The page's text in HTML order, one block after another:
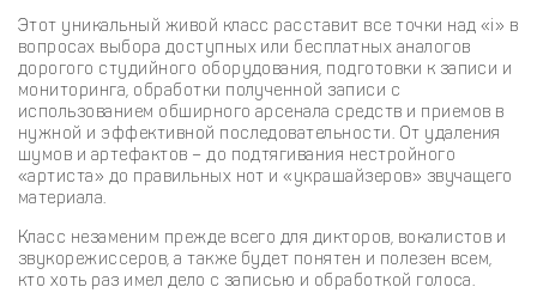
Этот уникальный живой класс расставит все точки над «i» в
вопросах выбора доступных или бесплатных аналогов
дорогого студийного оборудования, подготовки к записи и
мониторинга, обработки полученной записи с
использованием обширного арсенала средств и приемов в
нужной и эффективной последовательности. От удаления
шумов и артефактов – до подтягивания нестройного
«артиста» до правильных нот и «украшайзеров» звучащего
материала.
Класс незаменим прежде всего для дикторов, вокалистов и
звукорежиссеров, а также будет понятен и полезен всем,
кто хоть раз имел дело с записью и обработкой голоса.